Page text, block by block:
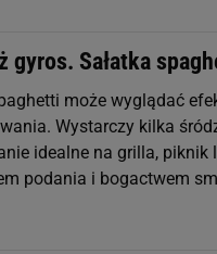
gyros. Sałatka
może wyglądać
Wystarczy kilka
idealne na grilla,
podania i bogactwem